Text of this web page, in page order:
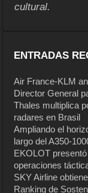
cultural.
ENTRADAS
Air France-KLM
Director General
Thales multiplica
radares en Brasil
Ampliando el
largo del A350-
EKOLOT
operaciones
SKY Airline
Ranking de